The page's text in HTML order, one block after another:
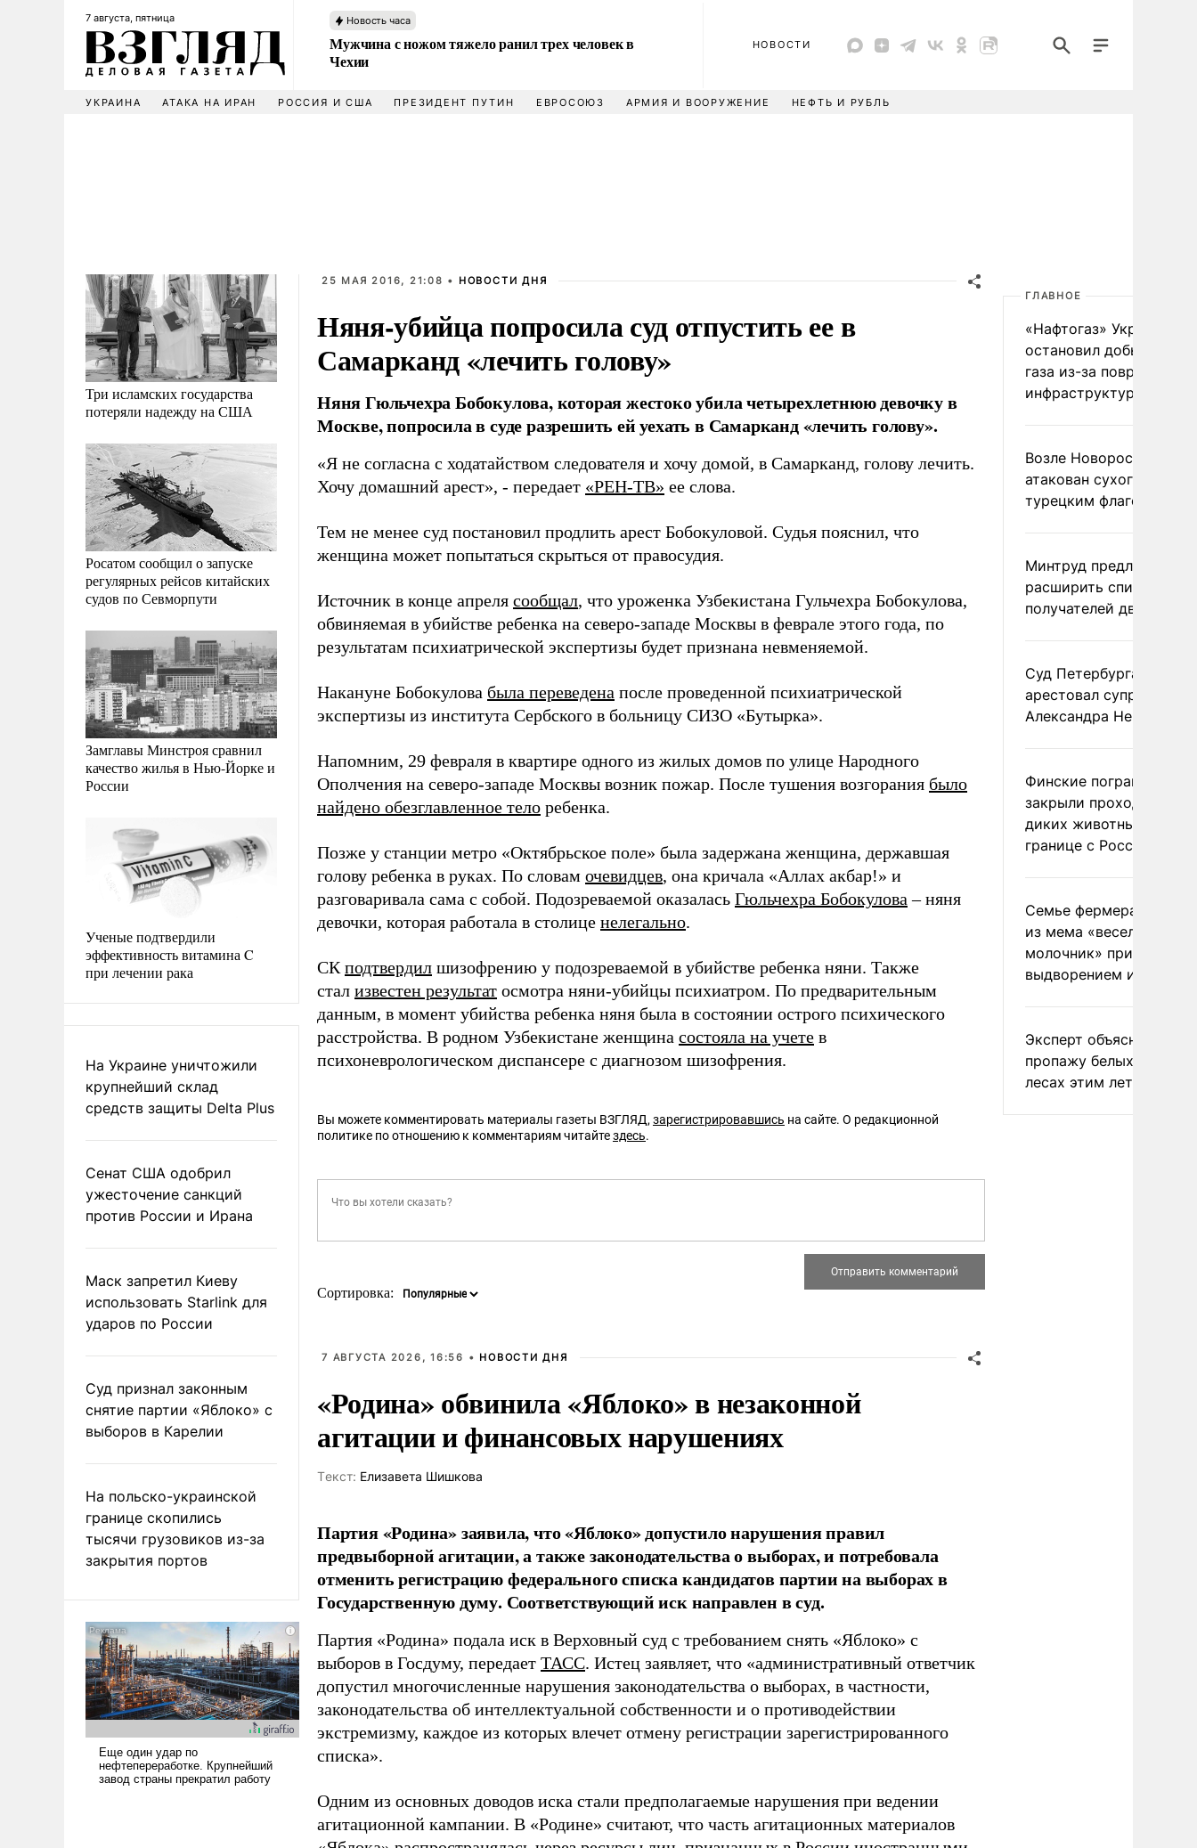
7 августа, пятница Новость часа
Мужчина с ножом тяжело ранил трех человек в
Чехии
НОВОСТИ
УКРАИНА АТАКА НА ИРАН РОССИЯ И США ПРЕЗИДЕНТ ПУТИН ЕВРОСОЮЗ АРМИЯ И ВООРУЖЕНИЕ НЕФТЬ И РУБЛЬ
Три исламских государства
потеряли надежду на США
Росатом сообщил о запуске
регулярных рейсов китайских
судов по Севморпути
Замглавы Минстроя сравнил
качество жилья в Нью-Йорке и
России
Ученые подтвердили
эффективность витамина C
при лечении рака
На Украине уничтожили
крупнейший склад
средств защиты Delta Plus
Сенат США одобрил
ужесточение санкций
против России и Ирана
Маск запретил Киеву
использовать Starlink для
ударов по России
Суд признал законным
снятие партии «Яблоко» с
выборов в Карелии
На польско-украинской
границе скопились
тысячи грузовиков из-за
закрытия портов
25 МАЯ 2016, 21:08 • НОВОСТИ ДНЯ
Няня-убийца попросила суд отпустить ее в
Самарканд «лечить голову»
Няня Гюльчехра Бобокулова, которая жестоко убила четырехлетнюю девочку в
Москве, попросила в суде разрешить ей уехать в Самарканд «лечить голову».
«Я не согласна с ходатайством следователя и хочу домой, в Самарканд, голову лечить.
Хочу домашний арест», - передает «РЕН-ТВ» ее слова.
Тем не менее суд постановил продлить арест Бобокуловой. Судья пояснил, что
женщина может попытаться скрыться от правосудия.
Источник в конце апреля сообщал, что уроженка Узбекистана Гульчехра Бобокулова,
обвиняемая в убийстве ребенка на северо-западе Москвы в феврале этого года, по
результатам психиатрической экспертизы будет признана невменяемой.
Накануне Бобокулова была переведена после проведенной психиатрической
экспертизы из института Сербского в больницу СИЗО «Бутырка».
Напомним, 29 февраля в квартире одного из жилых домов по улице Народного
Ополчения на северо-западе Москвы возник пожар. После тушения возгорания было
найдено обезглавленное тело ребенка.
Позже у станции метро «Октябрьское поле» была задержана женщина, державшая
голову ребенка в руках. По словам очевидцев, она кричала «Аллах акбар!» и
разговаривала сама с собой. Подозреваемой оказалась Гюльчехра Бобокулова – няня
девочки, которая работала в столице нелегально.
CК подтвердил шизофрению у подозреваемой в убийстве ребенка няни. Также
стал известен результат осмотра няни-убийцы психиатром. По предварительным
данным, в момент убийства ребенка няня была в состоянии острого психического
расстройства. В родном Узбекистане женщина состояла на учете в
психоневрологическом диспансере с диагнозом шизофрения.
Вы можете комментировать материалы газеты ВЗГЛЯД, зарегистрировавшись на сайте. О редакционной
политике по отношению к комментариям читайтездесь.
Сортировка:
7 АВГУСТА 2026, 16:56 • НОВОСТИ ДНЯ
«Родина» обвинила «Яблоко» в незаконной
агитации и финансовых нарушениях
Tекст: Елизавета Шишкова
Партия «Родина» заявила, что «Яблоко» допустило нарушения правил
предвыборной агитации, а также законодательства о выборах, и потребовала
отменить регистрацию федерального списка кандидатов партии на выборах в
Государственную думу. Соответствующий иск направлен в суд.
Партия «Родина» подала иск в Верховный суд с требованием снять «Яблоко» с
выборов в Госдуму, передает ТАСС. Истец заявляет, что «административный ответчик
допустил многочисленные нарушения законодательства о выборах, в частности,
законодательства об интеллектуальной собственности и о противодействии
экстремизму, каждое из которых влечет отмену регистрации зарегистрированного
списка».
Одним из основных доводов иска стали предполагаемые нарушения при ведении
агитационной кампании. В «Родине» считают, что часть агитационных материалов
ГЛАВНОЕ
«Нафтогаз» Украины
остановил добычу
газа из-за повреждения
инфраструктуры
Возле Новороссийска
атакован сухогруз под
турецким флагом
Минтруд предложил
расширить список
получателей двух
Суд Петербурга заочно
арестовал супругу
Александра Невзорова
Финские пограничники
закрыли проходы для
диких животных на
границе с Россией
Семье фермера
из мема «веселый
молочник» пригрозили
выдворением из
Эксперт объяснил
пропажу белых грибов
лесах этим летом